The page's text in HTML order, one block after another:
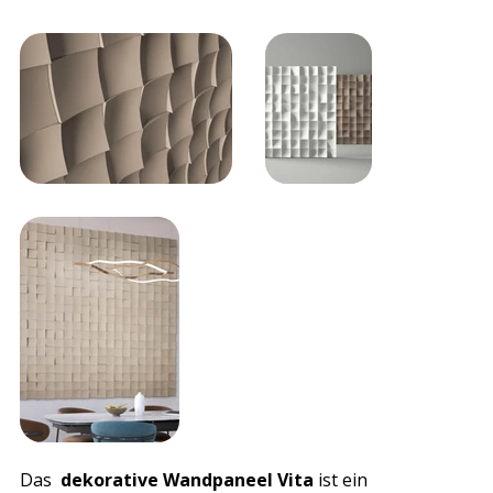
Das dekorative Wandpaneel Vita ist ein